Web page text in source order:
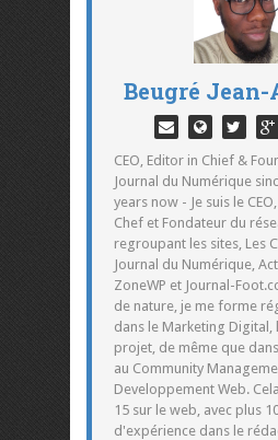
Beugré
CEO, Editor in Chief &
Journal du Numérique
years now - Je suis le
Chef et Fondateur du
regroupant les sites, Les
Journal du Numérique,
ZoneWP et Journal-
de nature, je me forme
dans le Marketing Digital,
projet, de même que
au Community
Developpement Web.
15 sur le web, avec plus
d'expérience dans le